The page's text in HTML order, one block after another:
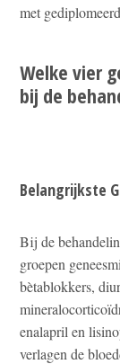
met
Welke vier
bij de
Belangrijkste
Bij de
groepen
bètablokkers,
enalapril en
verlagen de